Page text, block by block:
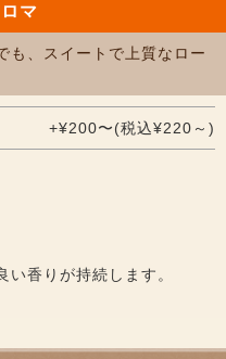
マ
も、スイートで上質なロー
+¥200〜(税込¥220～)
香りが持続します。